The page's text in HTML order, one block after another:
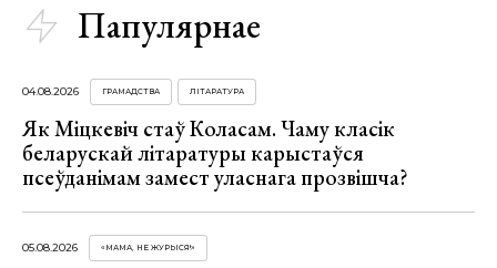
Папулярнае
04.08.2026 ГРАМАДСТВА ЛІТАРАТУРА
Як Міцкевіч стаў Коласам. Чаму класік
беларускай літаратуры карыстаўся
псеўданімам замест уласнага прозвішча?
05.08.2026 «МАМА, НЕ ЖУРЫСЯ!»